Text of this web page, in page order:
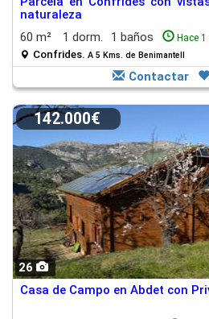
naturaleza
60 m²
1 dorm. 1 baños Hace
Confrides. A 5 Kms. de Benimantell
Contactar
26
142.000€
Casa de Campo en Abdet con